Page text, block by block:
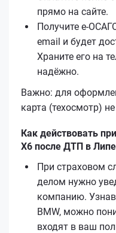
прямо на сайте.
Получите
email и будет
Храните его на
надёжно.
Важно: для
карта (техосмотр) не
Как действовать
X6 после ДТП в
При страховом
делом нужно
компанию.
BMW, можно
входят в ваш